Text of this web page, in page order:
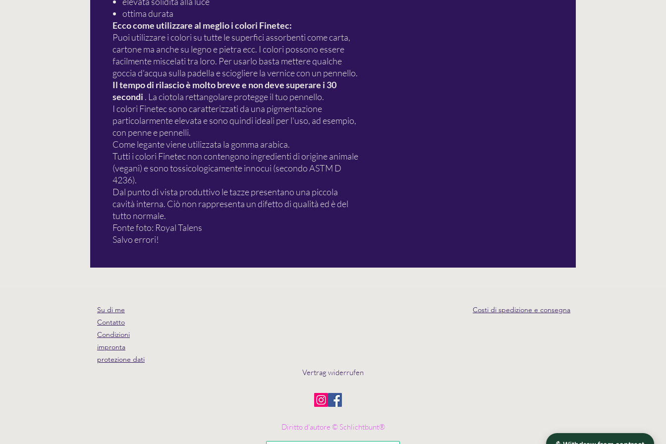
ottima durata
Ecco come utilizzare al meglio i colori Finetec:
Puoi utilizzare i colori su tutte le superfici assorbenti come carta,
cartone ma anche su legno e pietra ecc. I colori possono essere
facilmente miscelati tra loro. Per usarlo basta mettere qualche
goccia d'acqua sulla padella e sciogliere la vernice con un pennello.
Il tempo di rilascio è molto breve e non deve superare i 30
secondi . La ciotola rettangolare protegge il tuo pennello.
I colori Finetec sono caratterizzati da una pigmentazione
particolarmente elevata e sono quindi ideali per l'uso, ad esempio,
con penne e pennelli.
Come legante viene utilizzata la gomma arabica.
Tutti i colori Finetec non contengono ingredienti di origine animale
(vegani) e sono tossicologicamente innocui (secondo ASTM D
4236).
Dal punto di vista produttivo le tazze presentano una piccola
cavità interna. Ciò non rappresenta un difetto di qualità ed è del
tutto normale.
Fonte foto: Royal Talens
Salvo errori!
Su di me
Contatto
Condizioni
impronta
protezione dati
Costi di spedizione e consegna
Vertrag widerrufen
Diritto d'autore © Schlichtbunt®